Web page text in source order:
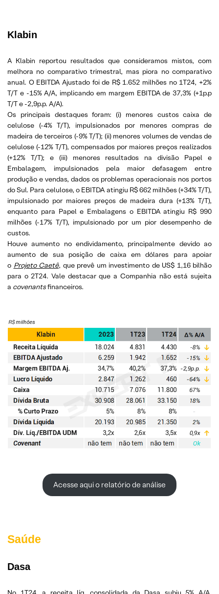
Klabin
A Klabin reportou resultados que consideramos mistos, com
melhora no comparativo trimestral, mas piora no comparativo
anual. O EBITDA Ajustado foi de R$ 1.652 milhões no 1T24, +2%
T/T e -15% A/A, implicando em margem EBITDA de 37,3% (+1p.p
T/T e -2,9p.p. A/A).
Os principais destaques foram: (i) menores custos caixa de
celulose (-4% T/T), impulsionados por menores compras de
madeira de terceiros (-9% T/T); (ii) menores volumes de vendas de
celulose (-12% T/T), compensados por maiores preços realizados
(+12% T/T); e (iii) menores resultados na divisão Papel e
Embalagem, impulsionados pela maior defasagem entre
produção e vendas, dados os problemas operacionais nos portos
do Sul. Para celulose, o EBITDA atingiu R$ 662 milhões (+34% T/T),
impulsionado por maiores preços de madeira dura (+13% T/T),
enquanto para Papel e Embalagens o EBITDA atingiu R$ 990
milhões (-17% T/T), impulsionado por um pior desempenho de
custos.
Houve aumento no endividamento, principalmente devido ao
aumento de sua posição de caixa em dólares para apoiar
o Projeto Caetê, que prevê um investimento de US$ 1,16 bilhão
para o 2T24. Vale destacar que a Companhia não está sujeita
a covenantsfinanceiros.
Acesse aqui o relatório de análise
Saúde
Dasa